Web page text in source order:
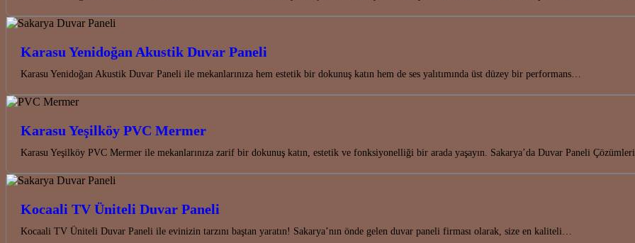
Karasu Yenidoğan Akustik Duvar Paneli
Karasu Yenidoğan Akustik Duvar Paneli ile mekanlarınıza hem estetik bir dokunuş katın hem de ses yalıtımında üst düzey bir performans…
Karasu Yeşilköy PVC Mermer
Karasu Yeşilköy PVC Mermer ile mekanlarınıza zarif bir dokunuş katın, estetik ve fonksiyonelliği bir arada yaşayın. Sakarya’da Duvar Paneli
Kocaali TV Üniteli Duvar Paneli
Kocaali TV Üniteli Duvar Paneli ile evinizin tarzını baştan yaratın! Sakarya’nın önde gelen duvar paneli firması olarak, size en kaliteli…